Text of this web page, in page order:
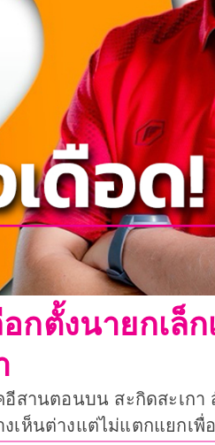
ตั้งนายกเล็ก
สานตอนบน สะกิดสะเก
งเห็นต่างแต่ไม่แตกแยกเ